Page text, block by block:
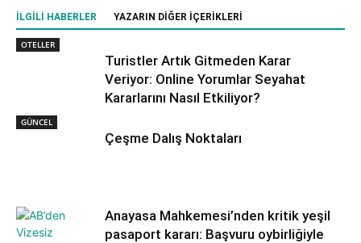
İLGILI HABERLER YAZARIN DIĞER İÇERIKLERI
OTELLER
Turistler Artık Gitmeden Karar
Veriyor: Online Yorumlar Seyahat
Kararlarını Nasıl Etkiliyor?
GÜNCEL
Çeşme Dalış Noktaları
Anayasa Mahkemesi’nden kritik yeşil
pasaport kararı: Başvuru oybirliğiyle